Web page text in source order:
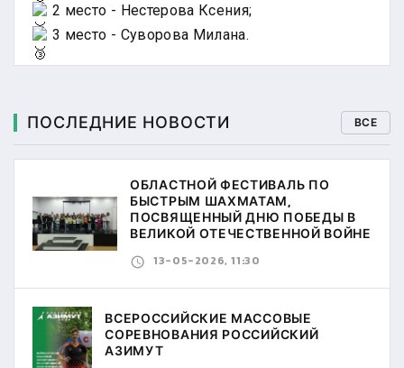
2 место - Нестерова Ксения;
3 место - Суворова Милана.
ПОСЛЕДНИЕ НОВОСТИ ВСЕ
ОБЛАСТНОЙ ФЕСТИВАЛЬ ПО
БЫСТРЫМ ШАХМАТАМ,
ПОСВЯЩЕННЫЙ ДНЮ ПОБЕДЫ В
ВЕЛИКОЙ ОТЕЧЕСТВЕННОЙ ВОЙНЕ
13-05-2026, 11:30
ВСЕРОССИЙСКИЕ МАССОВЫЕ
СОРЕВНОВАНИЯ РОССИЙСКИЙ
АЗИМУТ